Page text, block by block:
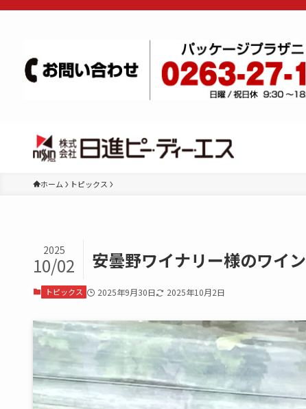
ホーム トピックス
安曇野ワイナリー様のワイン
2025
10/02
トピックス 2025年9月30日 2025年10月2日